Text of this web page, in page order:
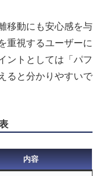
移動にも安心感を与
重視するユーザーに
ントとしては「パフ
ると分かりやすいで
内容